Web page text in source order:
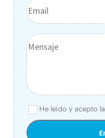
He leído y acepto la